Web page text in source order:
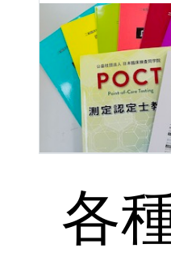
各